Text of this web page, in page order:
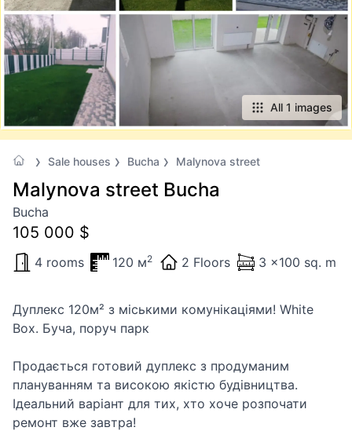
All 1 images
Sale houses Bucha Malynova street
Malynova street Bucha
Bucha
105 000 $
4 rooms 120 м2 2 Floors 3 x100 sq. m
Дуплекс 120м² з міськими комунікаціями! White
Box. Буча, поруч парк
​Продається готовий дуплекс з продуманим
плануванням та високою якістю будівництва.
Ідеальний варіант для тих, хто хоче розпочати
ремонт вже завтра!